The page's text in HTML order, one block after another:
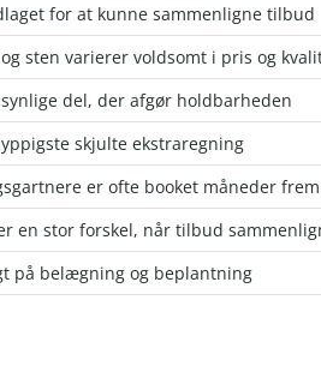
for at kunne sammenligne tilbud
sten varierer voldsomt i pris og
del, der afgør holdbarheden
skjulte ekstraregning
er ofte booket måneder
en stor forskel, når tilbud
på belægning og beplantning